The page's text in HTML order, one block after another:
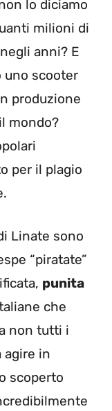
lo diciamo
milioni di
anni? E
uno scooter
produzione
mondo?
per il plagio
Linate sono
“piratate”
punita
che
non tutti i
agire in
scoperto